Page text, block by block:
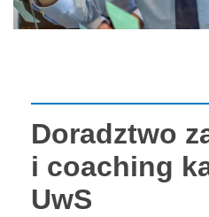
Doradztwo
i coaching
UwS